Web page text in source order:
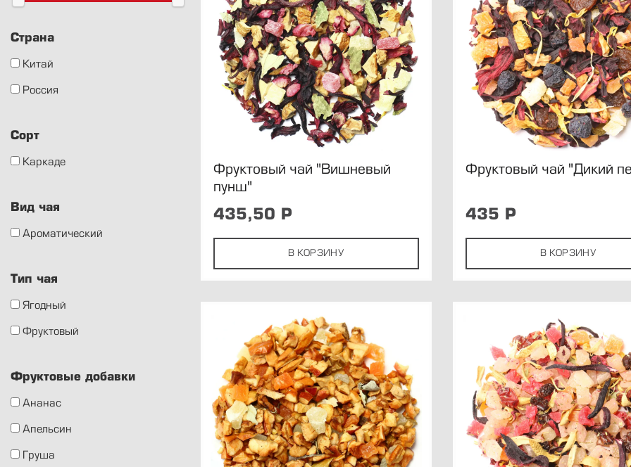
Страна
Китай
Россия
Сорт
Каркаде
Вид чая
Ароматический
Тип чая
Ягодный
Фруктовый
Фруктовые добавки
Ананас
Апельсин
Груша
Фруктовый чай "Вишневый
пунш"
435,50 Р
В КОРЗИНУ
Фруктовый чай "Дикий
435 Р
В КОРЗИНУ